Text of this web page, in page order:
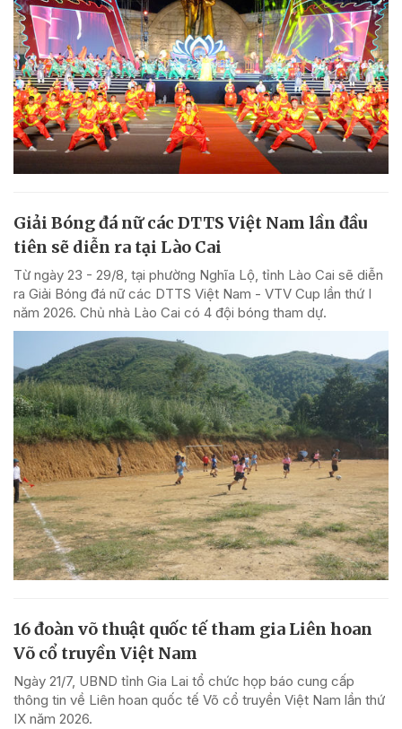
Giải Bóng đá nữ các DTTS Việt Nam lần đầu
tiên sẽ diễn ra tại Lào Cai
Từ ngày 23 - 29/8, tại phường Nghĩa Lộ, tỉnh Lào Cai sẽ diễn
ra Giải Bóng đá nữ các DTTS Việt Nam - VTV Cup lần thứ I
năm 2026. Chủ nhà Lào Cai có 4 đội bóng tham dự.
16 đoàn võ thuật quốc tế tham gia Liên hoan
Võ cổ truyền Việt Nam
Ngày 21/7, UBND tỉnh Gia Lai tổ chức họp báo cung cấp
thông tin về Liên hoan quốc tế Võ cổ truyền Việt Nam lần thứ
IX năm 2026.